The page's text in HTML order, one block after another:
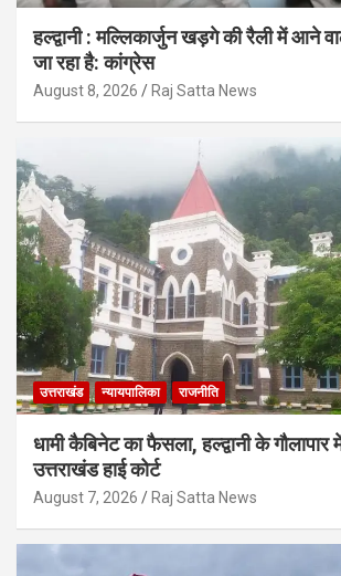
हल्द्वानी : मल्लिकार्जुन खड़गे की रैली में आने
जा रहा है: कांग्रेस
August 8, 2026 Raj Satta News
उत्तराखंड न्यायपालिका राजनीति
धामी कैबिनेट का फैसला, हल्द्वानी के गौलापार
उत्तराखंड हाई कोर्ट
August 7, 2026 Raj Satta News